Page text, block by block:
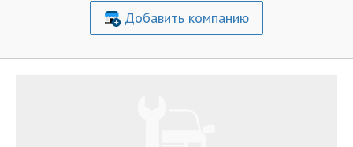
Добавить компанию